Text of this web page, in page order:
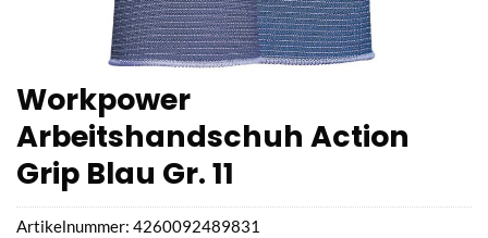
Workpower
Arbeitshandschuh Action
Grip Blau Gr. 11
Artikelnummer: 4260092489831